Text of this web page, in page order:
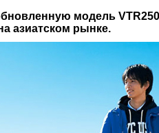
модель
азиатском рынке.